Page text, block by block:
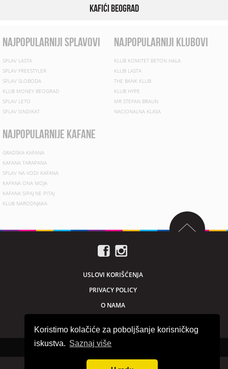
Koristimo kolačiće za poboljšanje korisničkog
iskustva. Saznaj više
Kafići Beograd
najpopularniji splavovi
SPLAV LASTA
SPLAV FREESTYLER
SPLAV SLOBODA
KLUB MONEY BEOGRAD
SPLAV LETO
SPLAV SINDIKAT
najpopularniji klubovi
KLUB KOMITET BETON HALA
KLUB LASTA
THE BANK KLUB
KLUB HYPE
MR STEFAN BRAUN
NACIONALNA KLASA
najpopularnije kafane
GRADSKA KAFANA
KAFANA TARAPANA
SPLAV NA VODI KAFANA
KAFANA ONA MOJA
KAFANA SIPAJ NE PITAJ
KLUB NARODNJAKA
USLOVI KORIŠĆENJA
PRIVACY POLICY
O NAMA
Sva prava zadržana © 2026. beogradnocu.com